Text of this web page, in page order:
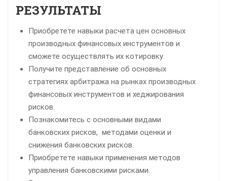
РЕЗУЛЬТАТЫ
Приобретете навыки расчета цен основных
производных финансовых инструментов и
сможете осуществлять их котировку.
Получите представление об основных
стратегиях арбитража на рынках производных
финансовых инструментов и хеджирования
рисков.
Познакомитесь с основными видами
банковских рисков, методами оценки и
снижения банковских рисков.
Приобретете навыки применения методов
управления банковскими рисками.